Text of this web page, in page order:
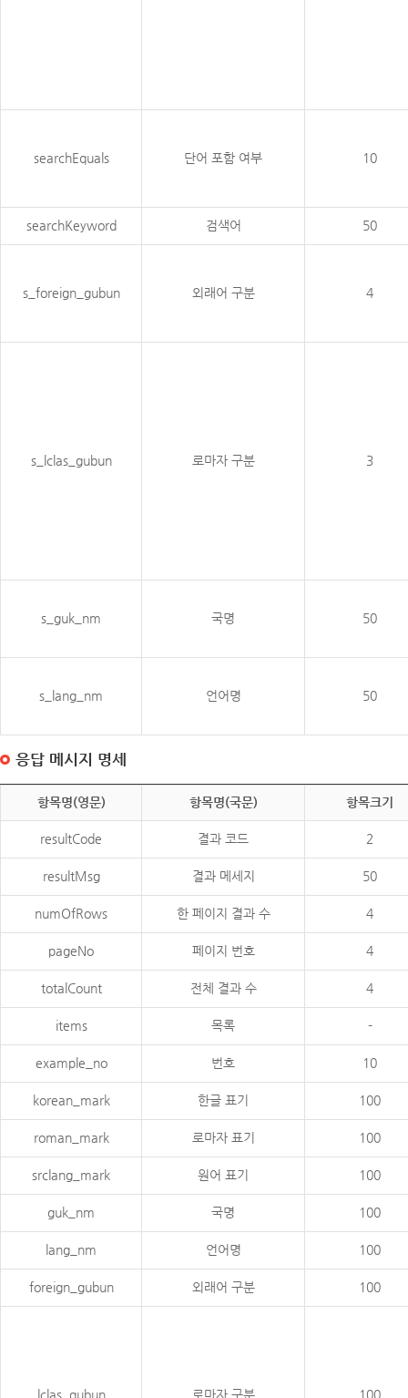
searchEquals 단어 포함 여부 10
searchKeyword 검색어 50
s_foreign_gubun 외래어 구분 4
s_lclas_gubun 로마자 구분 3
s_guk_nm 국명 50
s_lang_nm 언어명 50
응답 메시지 명세
항목명(영문) 항목명(국문) 항목크기
resultCode 결과 코드 2
resultMsg 결과 메세지 50
numOfRows 한 페이지 결과 수 4
pageNo 페이지 번호 4
totalCount 전체 결과 수 4
items 목록 -
example_no 번호 10
korean_mark 한글 표기 100
roman_mark 로마자 표기 100
srclang_mark 원어 표기 100
guk_nm 국명 100
lang_nm 언어명 100
foreign_gubun 외래어 구분 100
lclas_gubun 로마자 구분 100